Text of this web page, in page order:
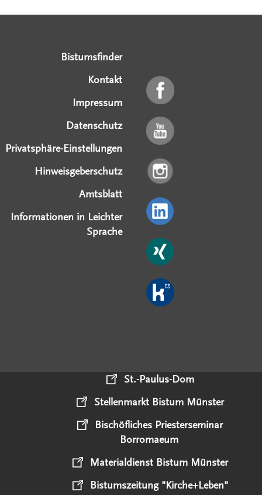
Bistumsfinder
Kontakt
Impressum
Datenschutz
Privatsphäre-Einstellungen
Hinweisgeberschutz
Amtsblatt
Informationen in Leichter
Sprache
St.-Paulus-Dom
Stellenmarkt Bistum Münster
Bischöfliches Priesterseminar
Borromaeum
Materialdienst Bistum Münster
Bistumszeitung "Kirche+Leben"